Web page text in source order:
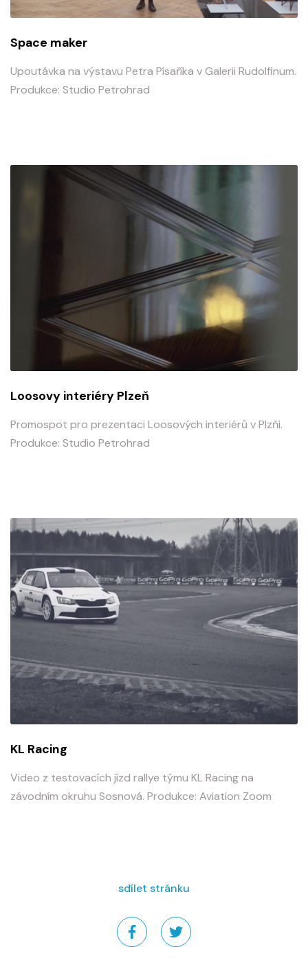
Space maker
Upoutávka na výstavu Petra Písaříka v Galerii Rudolfinum.
Produkce: Studio Petrohrad
Loosovy interiéry Plzeň
Promospot pro prezentaci Loosových interiérů v Plzňi.
Produkce: Studio Petrohrad
KL Racing
Video z testovacích jízd rallye týmu KL Racing na
závodním okruhu Sosnová. Produkce: Aviation Zoom
sdílet stránku